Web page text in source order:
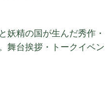
妖精の国が生んだ秀作・
舞台挨拶・トークイベン